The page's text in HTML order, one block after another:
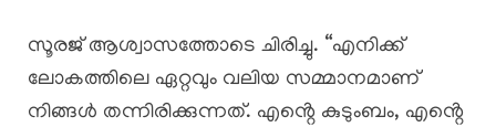
സൂരജ് ആശ്വാസത്തോടെ ചിരിച്ചു. “എനിക്ക്
ലോകത്തിലെ ഏറ്റവും വലിയ സമ്മാനമാണ്
നിങ്ങൾ തന്നിരിക്കുന്നത്. എൻ്റെ കുടുംബം, എൻ്റെ